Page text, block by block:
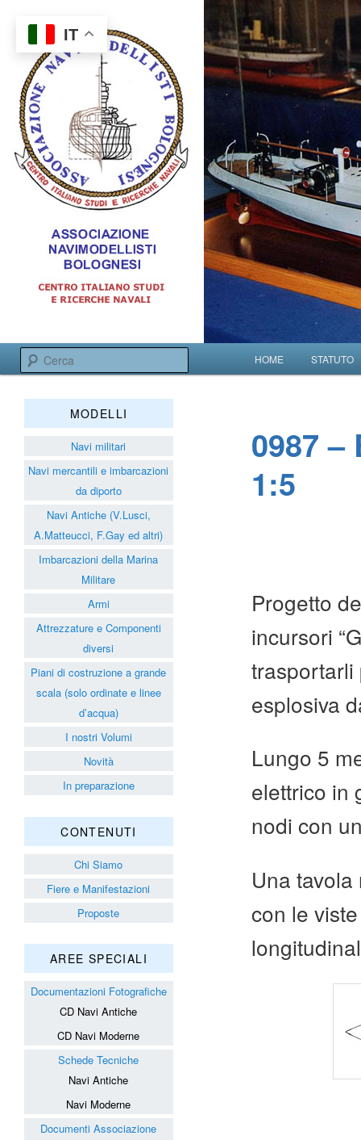
Associazione
Centro italiano studi e ricerche navali
Menu principale
VAI AL
VAI AL
HOME STATUTO
0987 –
1:5
Progetto
incursori
trasportarli
esplosiva
Lungo 5
elettrico in
nodi con
Una
con le
MODELLI
Navi militari
Navi mercantili e imbarcazioni
da diporto
Navi Antiche (V.Lusci,
A.Matteucci, F.Gay ed altri)
Imbarcazioni della Marina
Militare
Armi
Attrezzature e Componenti
diversi
Piani di costruzione a grande
scala (solo ordinate e linee
d’acqua)
I nostri Volumi
Novità
In preparazione
CONTENUTI
Chi Siamo
Fiere e Manifestazioni
Proposte
AREE SPECIALI
Documentazioni Fotografiche
CD Navi Antiche
CD Navi Moderne
Schede Tecniche
Navi Antiche
Navi Moderne
Documenti Associazione
IT